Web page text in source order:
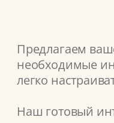
Предлагаем
необходимые
легко
Наш готовый